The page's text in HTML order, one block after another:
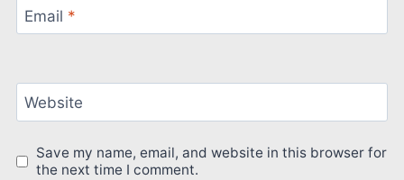
Email *
Website
Save my name, email, and website in this browser for
the next time I comment.